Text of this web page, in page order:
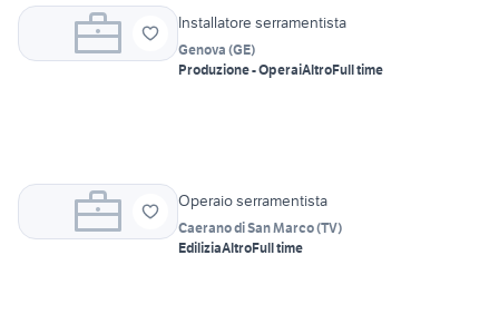
Installatore serramentista
Genova (GE)
Produzione - OperaiAltroFull time
Operaio serramentista
Caerano di San Marco(TV)
EdiliziaAltroFull time